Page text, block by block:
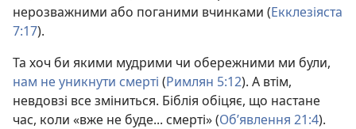
нерозважними або поганими вчинками (Екклезіяста
7:17).
Та хоч би якими мудрими чи обережними ми були,
нам не уникнути смерті (Римлян 5:12). А втім,
невдовзі все зміниться. Біблія обіцяє, що настане
час, коли «вже не буде... смерті» (Об’явлення 21:4).